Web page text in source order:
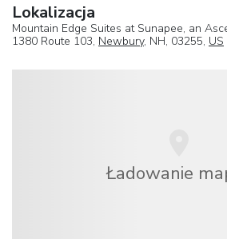
Lokalizacja
Mountain Edge Suites at Sunapee, an
1380 Route 103, Newbury, NH, 03255, US
Ładowanie